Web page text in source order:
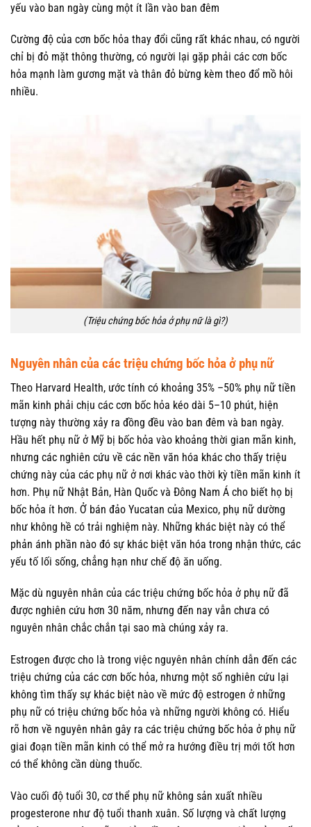
yếu vào ban ngày cùng một ít lần vào ban đêm
Cường độ của cơn bốc hỏa thay đổi cũng rất khác nhau, có người
chỉ bị đỏ mặt thông thường, có người lại gặp phải các cơn bốc
hỏa mạnh làm gương mặt và thân đỏ bừng kèm theo đổ mồ hôi
nhiều.
(Triệu chứng bốc hỏa ở phụ nữ là gì?)
Nguyên nhân của các triệu chứng bốc hỏa ở phụ nữ
Theo Harvard Health, ước tính có khoảng 35% –50% phụ nữ tiền
mãn kinh phải chịu các cơn bốc hỏa kéo dài 5–10 phút, hiện
tượng này thường xảy ra đồng đều vào ban đêm và ban ngày.
Hầu hết phụ nữ ở Mỹ bị bốc hỏa vào khoảng thời gian mãn kinh,
nhưng các nghiên cứu về các nền văn hóa khác cho thấy triệu
chứng này của các phụ nữ ở nơi khác vào thời kỳ tiền mãn kinh ít
hơn. Phụ nữ Nhật Bản, Hàn Quốc và Đông Nam Á cho biết họ bị
bốc hỏa ít hơn. Ở bán đảo Yucatan của Mexico, phụ nữ dường
như không hề có trải nghiệm này. Những khác biệt này có thể
phản ánh phần nào đó sự khác biệt văn hóa trong nhận thức, các
yếu tố lối sống, chẳng hạn như chế độ ăn uống.
Mặc dù nguyên nhân của các triệu chứng bốc hỏa ở phụ nữ đã
được nghiên cứu hơn 30 năm, nhưng đến nay vẫn chưa có
nguyên nhân chắc chắn tại sao mà chúng xảy ra.
Estrogen được cho là trong việc nguyên nhân chính dẫn đến các
triệu chứng của các cơn bốc hỏa, nhưng một số nghiên cứu lại
không tìm thấy sự khác biệt nào về mức độ estrogen ở những
phụ nữ có triệu chứng bốc hỏa và những người không có. Hiểu
rõ hơn về nguyên nhân gây ra các triệu chứng bốc hỏa ở phụ nữ
giai đoạn tiền mãn kinh có thể mở ra hướng điều trị mới tốt hơn
có thể không cần dùng thuốc.
Vào cuối độ tuổi 30, cơ thể phụ nữ không sản xuất nhiều
progesterone như độ tuổi thanh xuân. Số lượng và chất lượng